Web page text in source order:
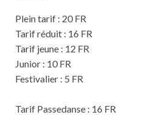
Plein tarif : 20 FR
Tarif réduit : 16 FR
Tarif jeune : 12 FR
Junior : 10 FR
Festivalier : 5 FR
Tarif Passedanse : 16 FR